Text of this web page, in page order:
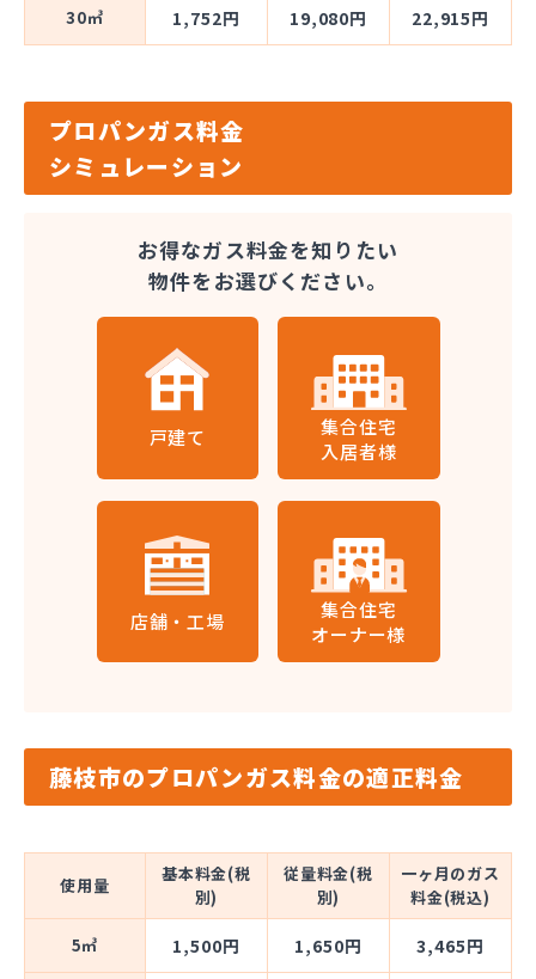
30㎥ 1,752円 19,080円 22,915円
プロパンガス料金
シミュレーション
お得なガス料金を知りたい
物件をお選びください。
戸建て
集合住宅
入居者様
店舗・工場
集合住宅
オーナー様
藤枝市のプロパンガス料金の適正料金
使用量
基本料金(税
別)
従量料金(税
別)
一ヶ月のガス
料金(税込)
5㎥ 1,500円 1,650円 3,465円